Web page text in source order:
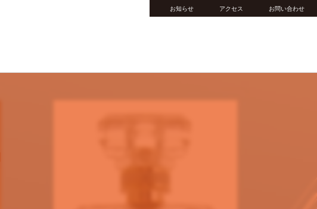
お知らせ アクセス お問い合わせ